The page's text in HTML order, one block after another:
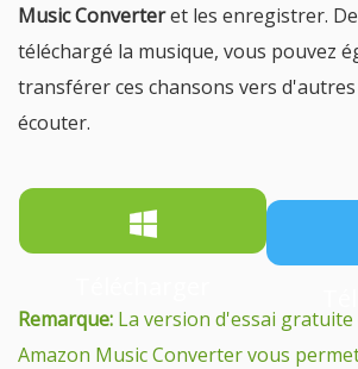
Music Converteret les enregistrer.
téléchargé la musique, vous pouvez
transférer ces chansons vers
écouter.
Remarque: La version d'essai
Amazon Music Converter vous